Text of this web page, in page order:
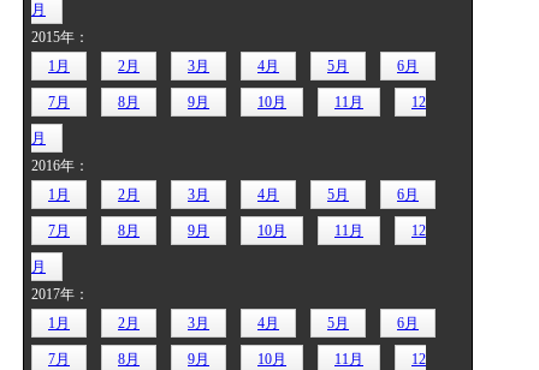
月
2015年：
1月
2月 3月 4月 5月 6月
7月 8月 9月 10月 11月 12
月
2016年：
1月
2月 3月 4月 5月 6月
7月 8月 9月 10月 11月 12
月
2017年：
1月
2月 3月 4月 5月 6月
7月 8月 9月 10月 11月 12